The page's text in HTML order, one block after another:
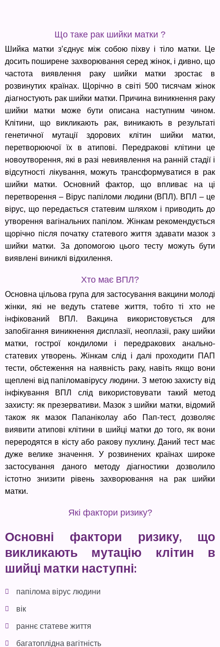
Що таке рак шийки матки ?
Шийка матки з’єднує між собою піхву і тіло матки. Це
досить поширене захворювання серед жінок, і дивно, що
частота виявлення раку шийки матки зростає в
розвинутих країнах. Щорічно в світі 500 тисячам жінок
діагностують рак шийки матки. Причина виникнення раку
шийки матки може бути описана наступним чином.
Клітини, що викликають рак, виникають в результаті
генетичної мутації здорових клітин шийки матки,
перетворюючої їх в атипові. Передракові клітини це
новоутворення, які в разі невиявлення на ранній стадії і
відсутності лікування, можуть трансформуватися в рак
шийки матки. Основний фактор, що впливає на ці
перетворення – Вірус папіломи людини (ВПЛ). ВПЛ – це
вірус, що передається статевим шляхом і приводить до
утворення вагінальних папілом. Жінкам рекомендується
щорічно після початку статевого життя здавати мазок з
шийки матки. За допомогою цього тесту можуть бути
виявлені виниклі відхилення.
Хто має ВПЛ?
Основна цільова група для застосування вакцини молоді
жінки, які не ведуть статеве життя, тобто ті хто не
інфікований ВПЛ. Вакцина використовується для
запобігання виникнення дисплазії, неоплазіі, раку шийки
матки, гострої кондиломи і передракових анально-
статевих утворень. Жінкам слід і далі проходити ПАП
тести, обстеження на наявність раку, навіть якщо вони
щеплені від папіломавірусу людини. З метою захисту від
інфікування ВПЛ слід використовувати такий метод
захисту: як презервативи. Мазок з шийки матки, відомий
також як мазок Папаніколау або Пап-тест, дозволяє
виявити атипові клітини в шийці матки до того, як вони
переродятся в кісту або ракову пухлину. Даний тест має
дуже велике значення. У розвинених країнах широке
застосування даного методу діагностики дозволило
істотно знизити рівень захворювання на рак шийки
матки.
Які фактори ризику?
Основні фактори ризику, що
викликають мутацію клітин в
шийці матки наступні:
папілома вірус людини
вік
раннє статеве життя
багатоплідна вагітність